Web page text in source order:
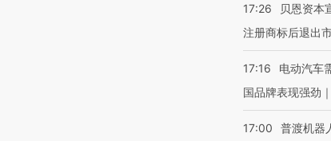
17:26
贝恩资本
注册商标后退出
17:16
电动汽车
国品牌表现强劲
17:00
普渡机器